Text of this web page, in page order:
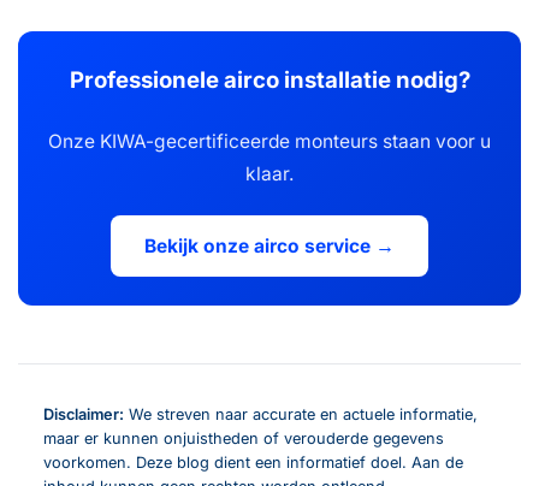
Professionele airco installatie nodig?
Onze KIWA-gecertificeerde monteurs staan voor u
klaar.
Bekijk onze airco service →
Disclaimer: We streven naar accurate en actuele informatie,
maar er kunnen onjuistheden of verouderde gegevens
voorkomen. Deze blog dient een informatief doel. Aan de